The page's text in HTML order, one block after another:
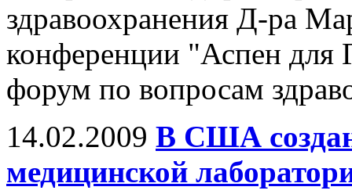
здравоохранения Д-ра
конференции "Аспен для
форум по вопросам
14.02.2009 В США
медицинской